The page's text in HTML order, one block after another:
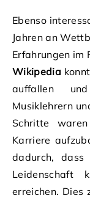
Ebenso
Jahren an
Erfahrungen im
Wikipedia
auffallen
Musiklehrern
Schritte
Karriere
dadurch,
Leidenschaft
erreichen. Dies